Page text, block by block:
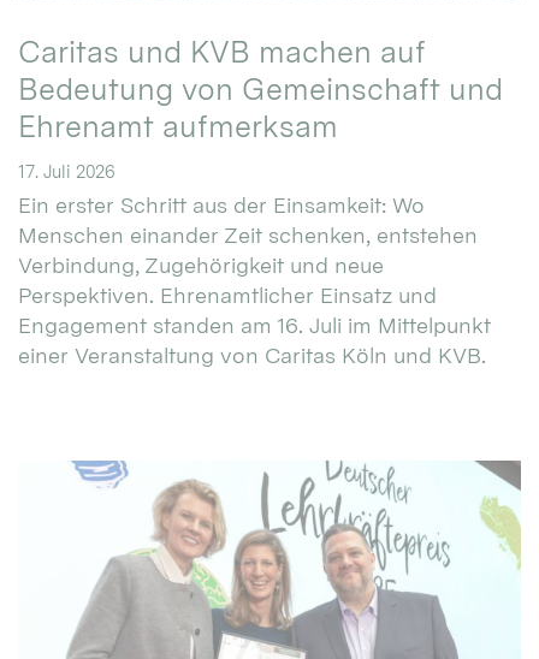
Caritas und KVB machen auf
Bedeutung von Gemeinschaft und
Ehrenamt aufmerksam
17. Juli 2026
Ein erster Schritt aus der Einsamkeit: Wo
Menschen einander Zeit schenken, entstehen
Verbindung, Zugehörigkeit und neue
Perspektiven. Ehrenamtlicher Einsatz und
Engagement standen am 16. Juli im Mittelpunkt
einer Veranstaltung von Caritas Köln und KVB.